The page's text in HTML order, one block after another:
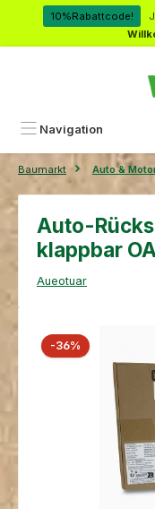
Zum Hauptinhalt springen
10%Rabattcode!
Navigation
Baumarkt Auto &
Auto-
klappbar
Aueotuar
Bildergalerie
-36% Rabatt